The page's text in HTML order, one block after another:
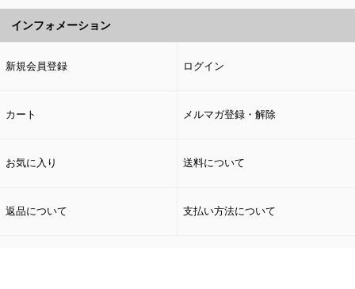
インフォメーション
新規会員登録 ログイン
カート メルマガ登録・解除
お気に入り 送料について
返品について 支払い方法について